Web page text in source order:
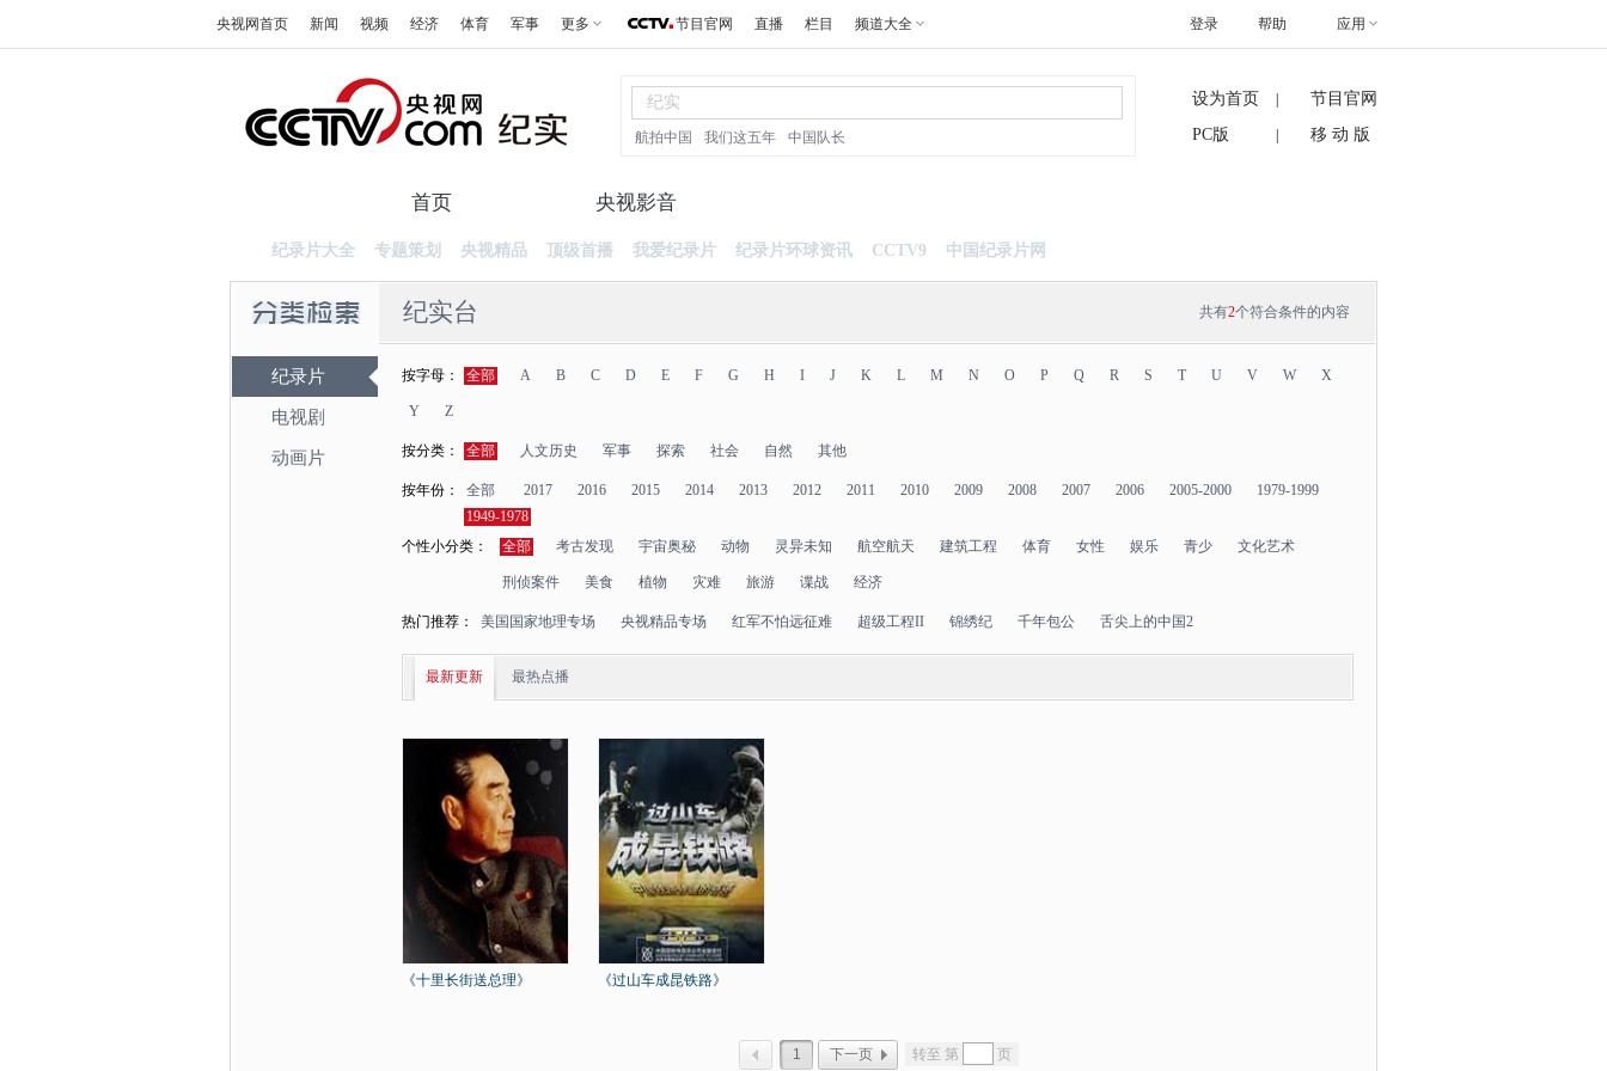
央视网首页 新闻 视频 经济 体育 军事 更多 节目官网 直播 栏目 频道大全 帮助 应用
登录
航拍中国 我们这五年 中国队长
设为首页
节目官网
PC版
移 动 版
首页
纪录片大全 专题策划 央视精品 顶级首播 我爱纪录片 纪录片环球资讯 CCTV9 中国纪录片网
央视影音
纪录片
电视剧
动画片
纪实台 共有2个符合条件的内容
按字母： 全部 A B C D E F G H I J K L M N O P Q R S T U V W X
Y Z
按分类： 全部 人文历史 军事 探索 社会 自然 其他
按年份： 全部 2017 2016 2015 2014 2013 2012 2011 2010 2009 2008 2007 2006 2005-2000
1979-1999
1949-1978
个性小分类：
全部 考古发现 宇宙奥秘 动物 灵异未知 航空航天 建筑工程 体育 女性 娱乐 青少 文化艺术
刑侦案件 美食 植物 灾难 旅游 谍战 经济
热门推荐： 美国国家地理专场 央视精品专场 红军不怕远征难 超级工程II 锦绣纪 千年包公 舌尖上的中国2
最新更新 最热点播
《十里长街送总理》 《过山车成昆铁路》
1 下一页 转至 第 页